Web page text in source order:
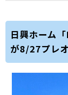
日興ホーム
が8/27プレ